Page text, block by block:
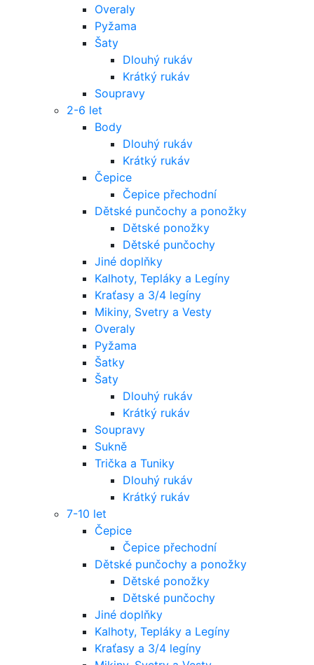
Overaly
Pyžama
Šaty
Dlouhý rukáv
Krátký rukáv
Soupravy
2-6 let
Body
Dlouhý rukáv
Krátký rukáv
Čepice
Čepice přechodní
Dětské punčochy a ponožky
Dětské ponožky
Dětské punčochy
Jiné doplňky
Kalhoty, Tepláky a Legíny
Kraťasy a 3/4 legíny
Mikiny, Svetry a Vesty
Overaly
Pyžama
Šatky
Šaty
Dlouhý rukáv
Krátký rukáv
Soupravy
Sukně
Trička a Tuniky
Dlouhý rukáv
Krátký rukáv
7-10 let
Čepice
Čepice přechodní
Dětské punčochy a ponožky
Dětské ponožky
Dětské punčochy
Jiné doplňky
Kalhoty, Tepláky a Legíny
Kraťasy a 3/4 legíny